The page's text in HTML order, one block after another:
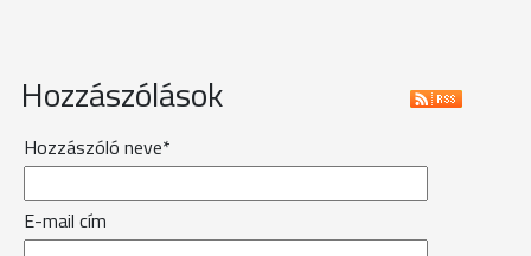
Hozzászólások
Hozzászóló neve*
E-mail cím